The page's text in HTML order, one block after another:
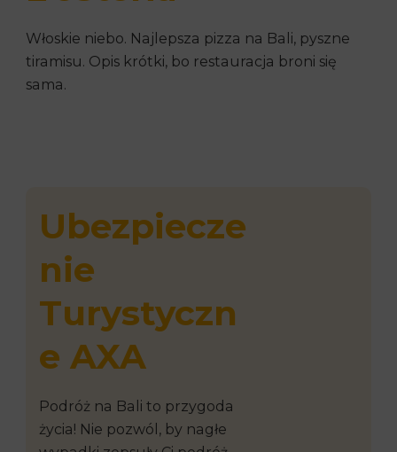
Włoskie niebo. Najlepsza pizza na Bali, pyszne
tiramisu. Opis krótki, bo restauracja broni się
sama.
Ubezpiecze
nie
Turystyczn
e AXA
Podróż na Bali to przygoda
życia! Nie pozwól, by nagłe